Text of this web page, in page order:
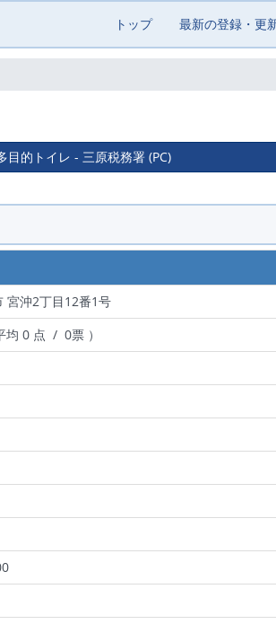
トップ 最新の登録・更
目的トイレ - 三原税務署 (PC)
宮沖2丁目12番1号
均 0 点 / 0票 ）